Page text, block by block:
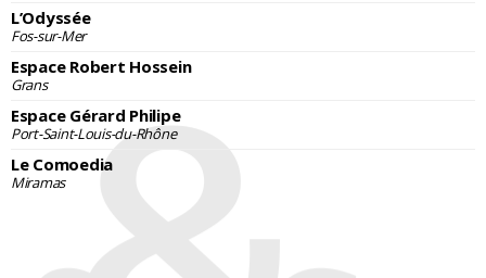
L’Odyssée
Fos-sur-Mer
Espace Robert Hossein
Grans
Espace Gérard Philipe
Port-Saint-Louis-du-Rhône
Le Comoedia
Miramas